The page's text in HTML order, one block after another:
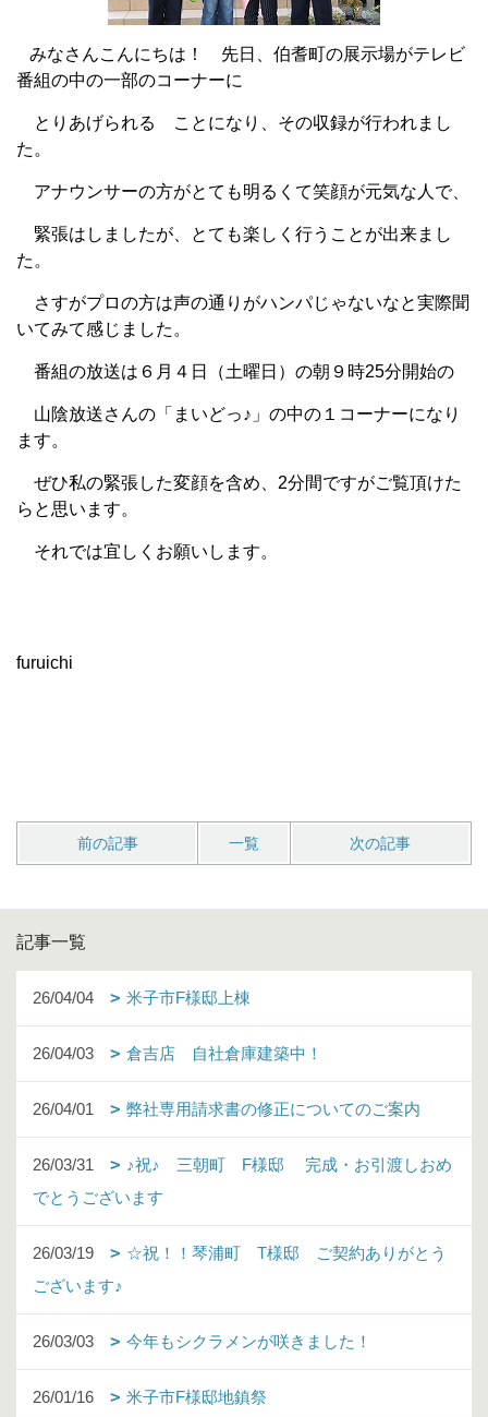
みなさんこんにちは！ 先日、伯耆町の展示場がテレビ
番組の中の一部のコーナーに
とりあげられる ことになり、その収録が行われまし
た。
アナウンサーの方がとても明るくて笑顔が元気な人で、
緊張はしましたが、とても楽しく行うことが出来まし
た。
さすがプロの方は声の通りがハンパじゃないなと実際聞
いてみて感じました。
番組の放送は６月４日（土曜日）の朝９時25分開始の
山陰放送さんの「まいどっ♪」の中の１コーナーになり
ます。
ぜひ私の緊張した変顔を含め、2分間ですがご覧頂けた
らと思います。
それでは宜しくお願いします。
furuichi
前の記事 一覧 次の記事
記事一覧
26/04/04 米子市F様邸上棟
26/04/03 倉吉店 自社倉庫建築中！
26/04/01 弊社専用請求書の修正についてのご案内
26/03/31
♪祝♪ 三朝町 F様邸 完成・お引渡しおめ
でとうございます
26/03/19
☆祝！！琴浦町 T様邸 ご契約ありがとう
ございます♪
26/03/03 今年もシクラメンが咲きました！
26/01/16 米子市F様邸地鎮祭